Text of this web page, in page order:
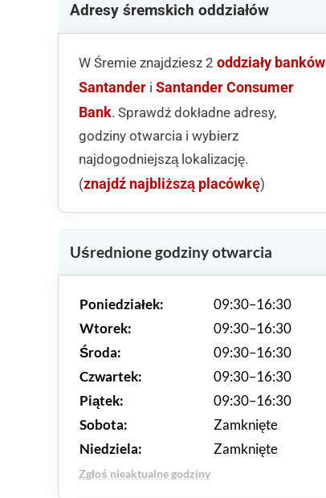
Adresy śremskich oddziałów
W Śremie znajdziesz 2 oddziały banków
Santander i Santander Consumer
Bank. Sprawdź dokładne adresy,
godziny otwarcia i wybierz
najdogodniejszą lokalizację.
(znajdź najbliższą placówkę)
Uśrednione godziny otwarcia
Poniedziałek:
09:30–16:30
Wtorek:
09:30–16:30
Środa:
09:30–16:30
Czwartek:
09:30–16:30
Piątek:
09:30–16:30
Sobota:
Zamknięte
Niedziela:
Zamknięte
Zgłoś nieaktualne godziny